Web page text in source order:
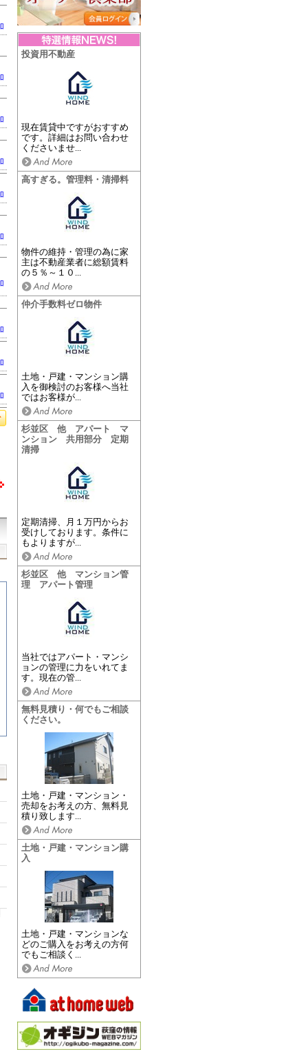
投資用不動産
現在賃貸中ですがおすすめ
です。詳細はお問い合わせ
くださいませ...
高すぎる。管理料・清掃料
物件の維持・管理の為に家
主は不動産業者に総額賃料
の５％～１０...
仲介手数料ゼロ物件
土地・戸建・マンション購
入を御検討のお客様へ当社
ではお客様が...
杉並区 他 アパート マ
ンション 共用部分 定期
清掃
定期清掃、月１万円からお
受けしております。条件に
もよりますが...
杉並区 他 マンション管
理 アパート管理
当社ではアパート・マンシ
ョンの管理に力をいれてま
す。現在の管...
無料見積り・何でもご相談
ください。
土地・戸建・マンション・
売却をお考えの方、無料見
積り致します...
土地・戸建・マンション購
入
土地・戸建・マンションな
どのご購入をお考えの方何
でもご相談く...